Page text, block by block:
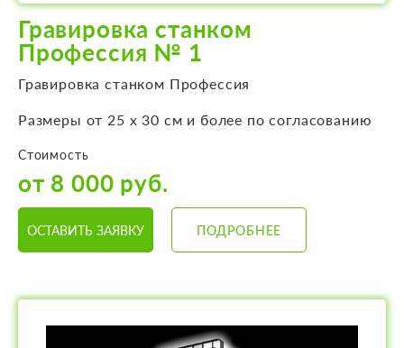
Гравировка станком
Профессия № 1
Гравировка станком Профессия
Размеры от 25 х 30 см и более по согласованию
Стоимость
от 8 000 руб.
ОСТАВИТЬ ЗАЯВКУ ПОДРОБНЕЕ